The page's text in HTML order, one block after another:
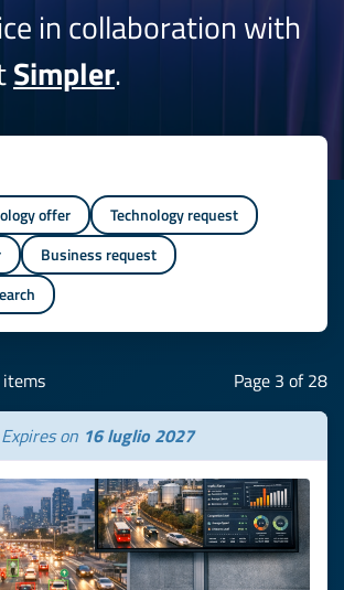
in collaboration with
Simpler.
offer
Technology request
Business request
Page 3 of 28
Expires on 16 luglio 2027